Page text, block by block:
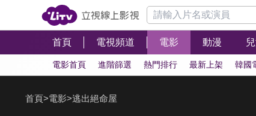
首頁 電視頻道 電影 動漫
電影首頁 進階篩選 熱門排行 最新上架 韓國
首頁>電影>逃出絕命屋